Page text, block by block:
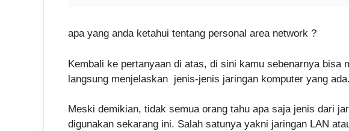
apa yang anda ketahui tentang personal area network ?
Kembali ke pertanyaan di atas, di sini kamu sebenarnya bisa
langsung menjelaskan jenis-jenis jaringan komputer yang ada.
Meski demikian, tidak semua orang tahu apa saja jenis dari
digunakan sekarang ini. Salah satunya yakni jaringan LAN